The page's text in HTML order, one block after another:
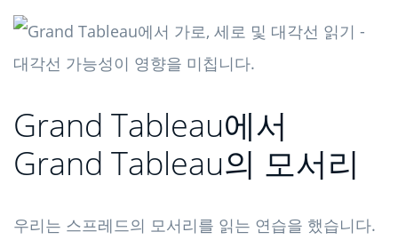
Grand Tableau에서
Grand Tableau의 모서리
우리는 스프레드의 모서리를 읽는 연습을 했습니다.